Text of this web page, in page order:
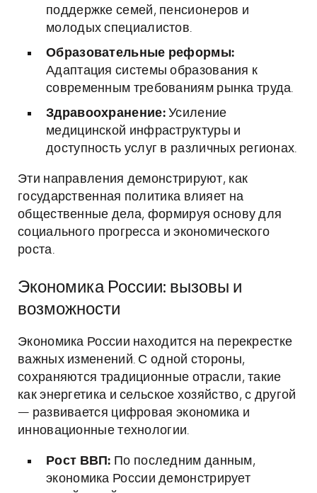
поддержке семей, пенсионеров и
молодых специалистов.
Образовательные реформы:
Адаптация системы образования к
современным требованиям рынка труда.
Здравоохранение:Усиление
медицинской инфраструктуры и
доступность услуг в различных регионах.
Эти направления демонстрируют, как
государственная политика влияет на
общественные дела, формируя основу для
социального прогресса и экономического
роста.
Экономика России: вызовы и
возможности
Экономика России находится на перекрестке
важных изменений. С одной стороны,
сохраняются традиционные отрасли, такие
как энергетика и сельское хозяйство, с другой
— развивается цифровая экономика и
инновационные технологии.
Рост ВВП: По последним данным,
экономика России демонстрирует